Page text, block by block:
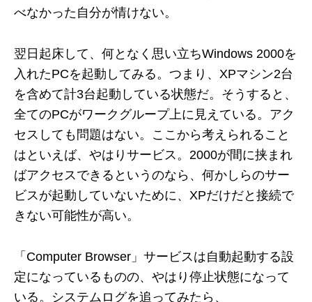
べなかった自分が情けない。
翌日起床して、何となく思い立ちWindows 2000を
入れたPCを起動してみる。つまり、XPマシン2台
を含めて計3台起動している状態だ。そうすると、
全てのPCがワークグループ上に見えている。アク
セスしても問題はない。ここから考えられること
はといえば、やはりサービス。2000が間に挟まれ
ばアクセスできるというのなら、何かしらのサー
ビスが起動していないために、XPだけだと接続で
きない可能性が高い。
「Computer Browser」サービスは自動起動する設
定になっているものの、やはり停止状態になって
いる。システムログを追ってみたら、